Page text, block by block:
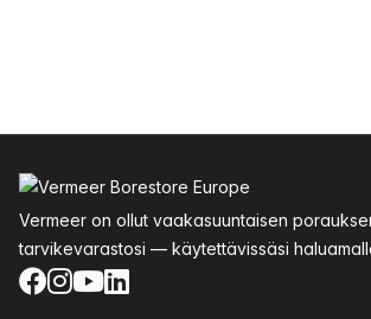
Vermeer on ollut vaakasuuntaisen
tarvikevarastosi — käytettävissäsi
Facebook
Instagram
YouTube
LinkedIn